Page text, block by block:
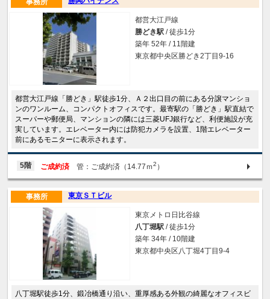
事務所
都営大江戸線
勝どき駅 / 徒歩1分
築年 52年 / 11階建
東京都中央区勝どき2丁目9-16
都営大江戸線「勝どき」駅徒歩1分、Ａ２出口目の前にある分譲マンショ
ンのワンルーム、コンパクトオフィスです。最寄駅の「勝どき」駅直結で
スーパーや郵便局、マンションの隣には三菱UFJ銀行など、利便施設が充
実しています。エレベーター内には防犯カメラを設置、1階エレベーター
前にあるモニターに表示されます。
5階 ご成約済 管：ご成約済（14.77ｍ2 ）
東京ＳＴビル
事務所
東京メトロ日比谷線
八丁堀駅 / 徒歩1分
築年 34年 / 10階建
東京都中央区八丁堀4丁目9-4
八丁堀駅徒歩1分、鍛冶橋通り沿い、重厚感ある外観の綺麗なオフィスビ